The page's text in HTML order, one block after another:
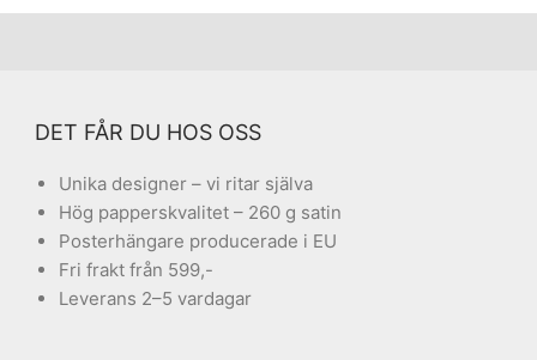
DET FÅR DU HOS OSS
Unika designer – vi ritar själva
Hög papperskvalitet – 260 g satin
Posterhängare producerade i EU
Fri frakt från 599,-
Leverans 2–5 vardagar